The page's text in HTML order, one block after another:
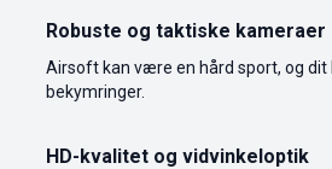
Robuste og taktiske kameraer
Airsoft kan være en hård sport, og dit
bekymringer.
HD-kvalitet og vidvinkeloptik